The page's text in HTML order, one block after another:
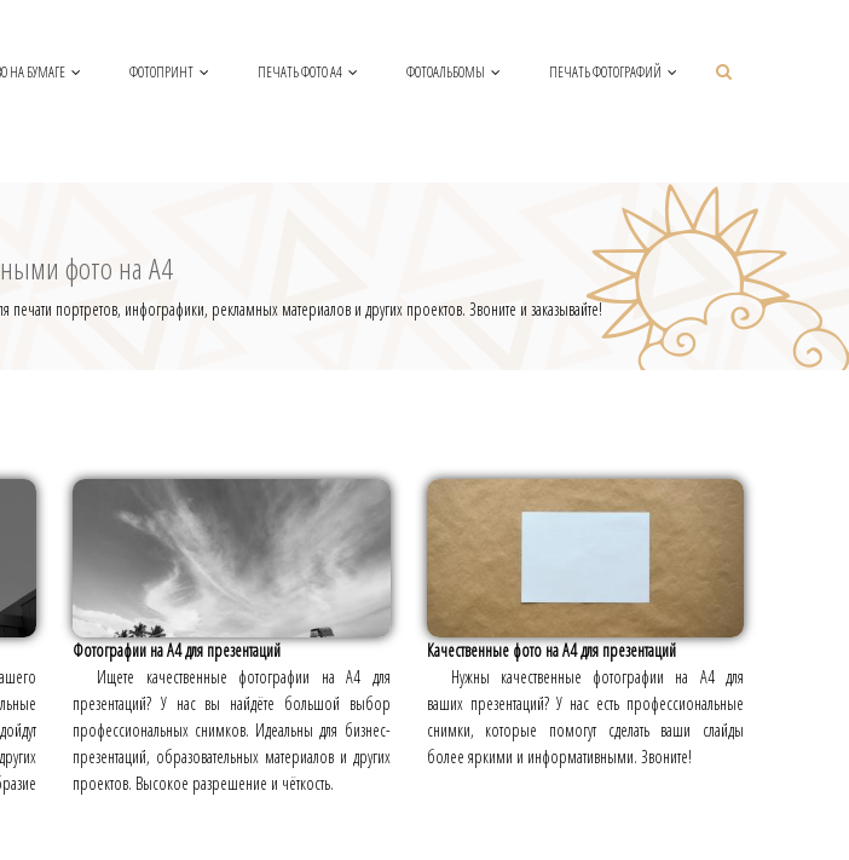
НА БУМАГЕ ФОТОПРИНТ ПЕЧАТЬ ФОТО А4 ФОТОАЛЬБОМЫ ПЕЧАТЬ ФОТОГРАФИЙ
фото на А4
портретов, инфографики, рекламных материалов и других проектов. Звоните и заказывайте!
Фотографии на А4 для презентаций
Ищете качественные фотографии на А4 для
презентаций? У нас вы найдёте большой выбор
профессиональных снимков. Идеальны для бизнес-
презентаций, образовательных материалов и других
проектов. Высокое разрешение и чёткость.
Качественные фото на А4 для презентаций
Нужны качественные фотографии на А4 для
ваших презентаций? У нас есть профессиональные
снимки, которые помогут сделать ваши слайды
более яркими и информативными. Звоните!